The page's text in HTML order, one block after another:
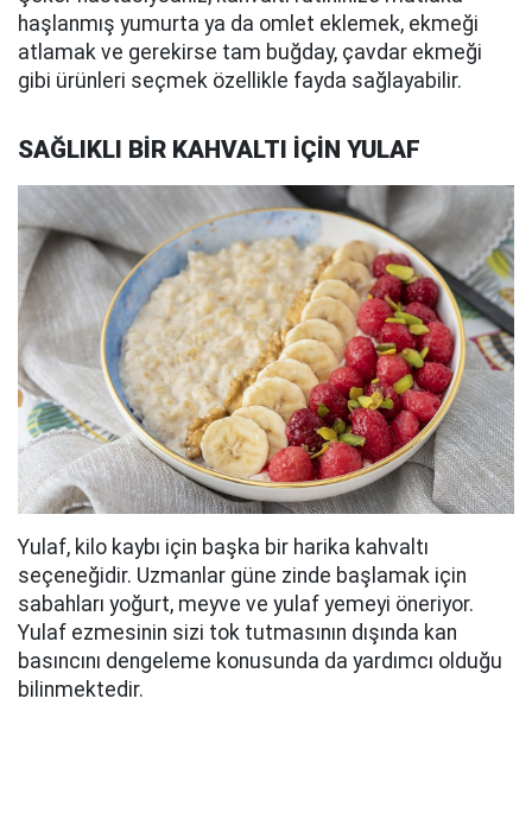
haşlanmış yumurta ya da omlet eklemek, ekmeği
atlamak ve gerekirse tam buğday, çavdar ekmeği
gibi ürünleri seçmek özellikle fayda sağlayabilir.
SAĞLIKLI BİR KAHVALTI İÇİN YULAF
Yulaf, kilo kaybı için başka bir harika kahvaltı
seçeneğidir. Uzmanlar güne zinde başlamak için
sabahları yoğurt, meyve ve yulaf yemeyi öneriyor.
Yulaf ezmesinin sizi tok tutmasının dışında kan
basıncını dengeleme konusunda da yardımcı olduğu
bilinmektedir.